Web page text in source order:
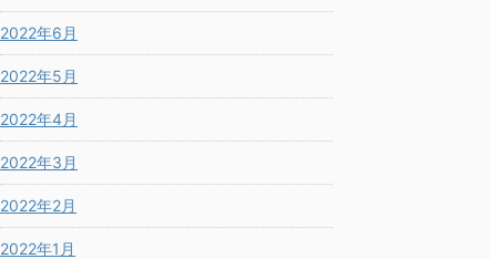
2022年6月
2022年5月
2022年4月
2022年3月
2022年2月
2022年1月